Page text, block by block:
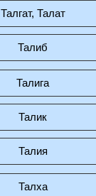
Талгат, Талат
Талиб
Талига
Талик
Талия
Талха